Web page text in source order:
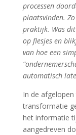
processen
plaatsvinden. Zo
praktijk. Was
op flesjes en
van hoe een
automatisch
In de
transformatie
het informatie
aangedreven